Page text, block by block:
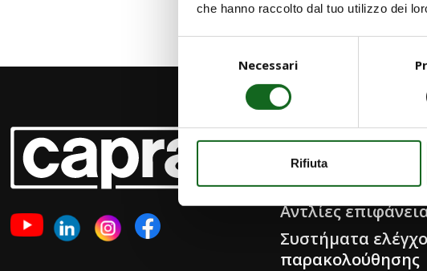
che hanno raccolto dal tuo utilizzo dei
del
Necessari
Rifiuta
ΠΡΟΪΟΝΤΑ
Υποβρύχιες
κινητήρες
Αντλίες
Συστήματα
παρακολούθησης